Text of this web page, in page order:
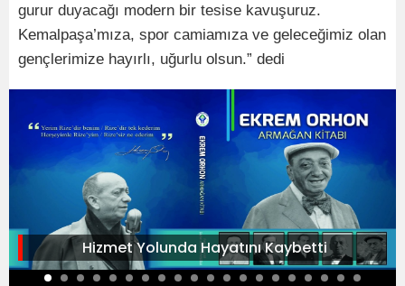
gurur duyacağı modern bir tesise kavuşuruz.
Kemalpaşa’mıza, spor camiamıza ve geleceğimiz olan
gençlerimize hayırlı, uğurlu olsun.” dedi
Hizmet Yolunda Hayatını Kaybetti